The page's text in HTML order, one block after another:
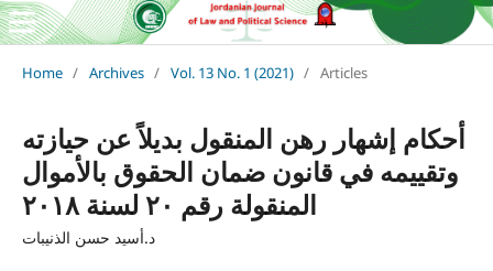
Home / Archives / Vol. 13 No. 1 (2021) / Articles
أحكام إشهار رهن المنقول بديلاً عن حيازته
وتقييمه في قانون ضمان الحقوق بالأموال
المنقولة رقم ٢٠ لسنة ٢٠١٨
د.أسيد حسن الذنيبات